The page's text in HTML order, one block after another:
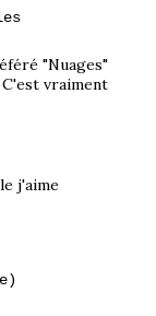
"Nuages"
vraiment
j'aime